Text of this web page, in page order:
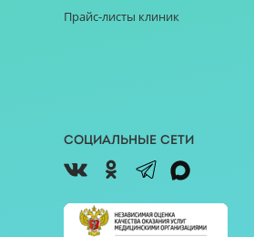
Прайс-листы клиник
Социальные сети